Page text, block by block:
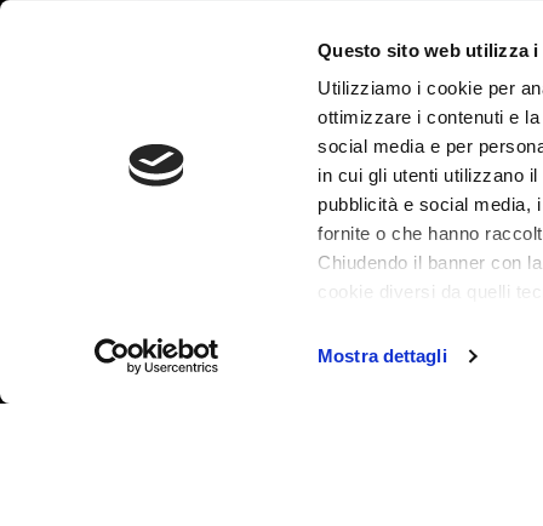
Questo sito web utilizza i
Utilizziamo i cookie per
ottimizzare i contenuti e
social media e per
in cui gli utenti utilizzano
pubblicità e social media,
fornite o che hanno
Chiudendo il banner con
cookie diversi da quelli
Mostra dettagli
User-friendly
Bastano pochi clic per accedere a visualizzazioni
chiare e coincise dei dati rilevanti e per ottenere
una panoramica completa dello stato di dati e